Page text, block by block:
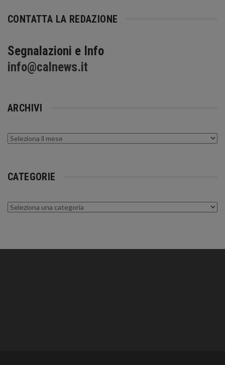
CONTATTA LA REDAZIONE
Segnalazioni e Info
info@calnews.it
ARCHIVI
Archivi
CATEGORIE
Categorie